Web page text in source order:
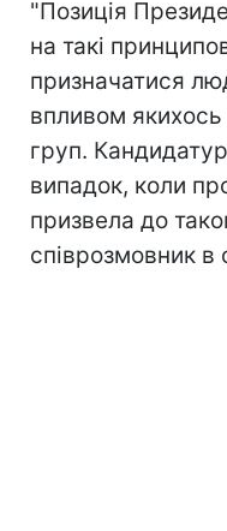
"Позиція
на такі
призначатися
впливом якихось
груп.
випадок, коли
призвела до
співрозмовник в